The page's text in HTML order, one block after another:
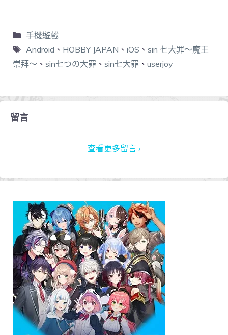
手機遊戲
Android 、 HOBBY JAPAN 、 iOS 、 sin 七大罪～魔王
崇拜～ 、 sin七つの大罪 、 sin七大罪 、 userjoy
留言
查看更多留言 ›